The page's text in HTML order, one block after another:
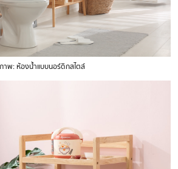
ภาพ: ห้องน้ำแบบนอร์ดิกสไตล์